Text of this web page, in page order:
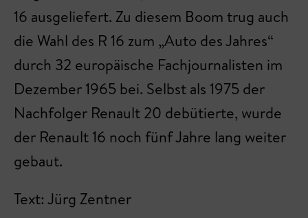
16 ausgeliefert. Zu diesem Boom trug auch
die Wahl des R 16 zum „Auto des Jahres“
durch 32 europäische Fachjournalisten im
Dezember 1965 bei. Selbst als 1975 der
Nachfolger Renault 20 debütierte, wurde
der Renault 16 noch fünf Jahre lang weiter
gebaut.
Text: Jürg Zentner